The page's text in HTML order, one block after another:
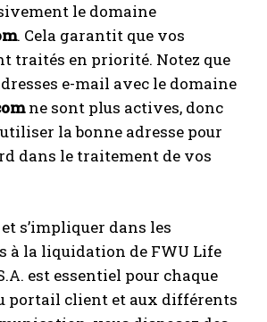
le domaine
. Cela garantit que vos
traités en priorité. Notez que
e-mail avec le domaine
ne sont plus actives, donc
la bonne adresse pour
dans le traitement de vos
s’impliquer dans les
à la liquidation de FWU Life
est essentiel pour chaque
portail client et aux différents